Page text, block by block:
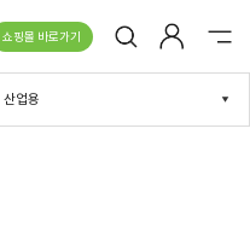
쇼핑몰 바로가기
산업용